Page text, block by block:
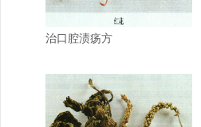
治口腔渍疡方